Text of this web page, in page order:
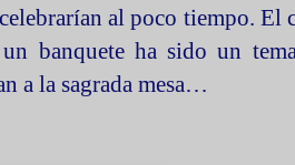
al poco tiempo. El
banquete ha sido un
a la sagrada mesa…